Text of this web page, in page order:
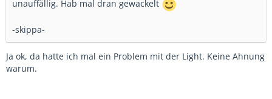
unauffällig. Hab mal dran gewackelt
-skippa-
Ja ok, da hatte ich mal ein Problem mit der Light. Keine Ahnung
warum.